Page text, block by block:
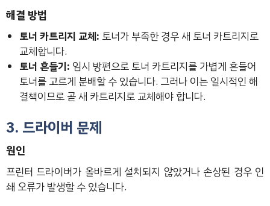
해결 방법
토너 카트리지 교체: 토너가 부족한 경우 새 토너 카트리지로
교체합니다.
토너 흔들기: 임시 방편으로 토너 카트리지를 가볍게 흔들어
토너를 고르게 분배할 수 있습니다. 그러나 이는 일시적인 해
결책이므로 곧 새 카트리지로 교체해야 합니다.
3. 드라이버 문제
원인
프린터 드라이버가 올바르게 설치되지 않았거나 손상된 경우 인
쇄 오류가 발생할 수 있습니다.